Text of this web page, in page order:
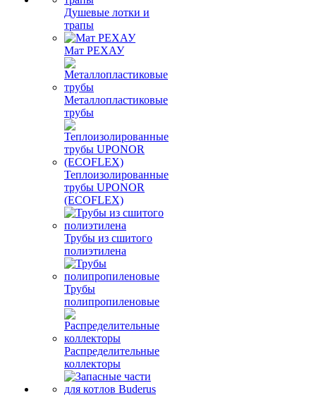
Душевые лотки и
трапы
Мат РЕХАУ
Металлопластиковые
трубы
Теплоизолированные
трубы UPONOR
(ECOFLEX)
Трубы из сшитого
полиэтилена
Трубы
полипропиленовые
Распределительные
коллекторы